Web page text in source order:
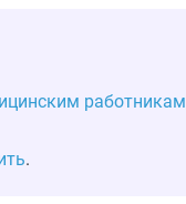
работникам
.